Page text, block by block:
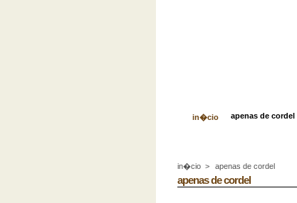
in�cio apenas de cordel
in�cio > apenas de cordel
apenas de cordel